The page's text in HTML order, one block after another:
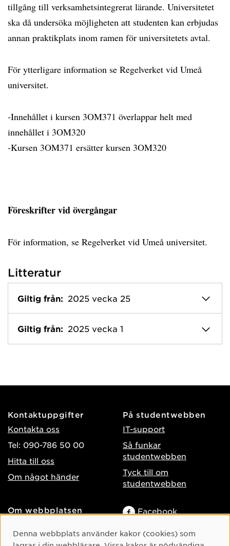
tillgång till verksamhetsintegrerat lärande. Universitetet
ska då undersöka möjligheten att studenten kan erbjudas
annan praktikplats inom ramen för universitetets avtal.
För ytterligare information se Regelverket vid Umeå
universitet.
-Innehållet i kursen 3OM371 överlappar helt med
innehållet i 3OM320
-Kursen 3OM371 ersätter kursen 3OM320
Föreskrifter vid övergångar
För information, se Regelverket vid Umeå universitet.
Litteratur
Giltig från: 2025 vecka 25
Giltig från: 2025 vecka 1
Kontaktuppgifter
Kontakta oss
Tel: 090-786 50 00
Hitta till oss
Om något händer
På studentwebben
IT-support
Så funkar
studentwebben
Tyck till om
studentwebben
Om webbplatsen
Behandling av
Facebook
Cookie-samtycke
Denna webbplats använder kakor (cookies) som